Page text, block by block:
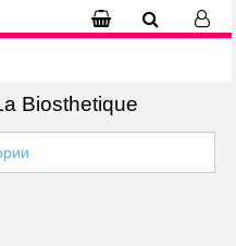
Biosthetique